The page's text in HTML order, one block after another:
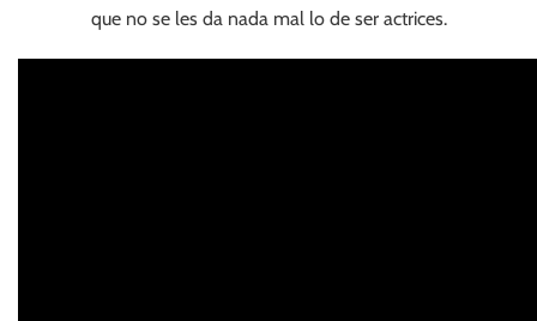
que no se les da nada mal lo de ser actrices.